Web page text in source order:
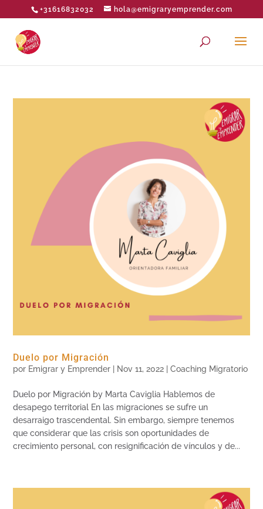
+31616832032 hola@emigraryemprender.com
Duelo por Migración
por Emigrar y Emprender Nov 11, 2022 |Coaching Migratorio
Duelo por Migración by Marta Caviglia Hablemos de
desapego territorial En las migraciones se sufre un
desarraigo trascendental. Sin embargo, siempre tenemos
que considerar que las crisis son oportunidades de
crecimiento personal, con resignificación de vínculos y de...